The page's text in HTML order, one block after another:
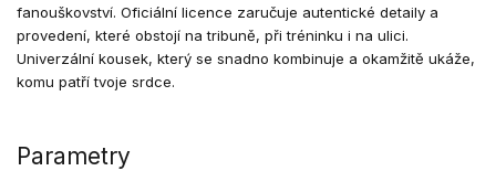
fanouškovství. Oficiální licence zaručuje autentické detaily a
provedení, které obstojí na tribuně, při tréninku i na ulici.
Univerzální kousek, který se snadno kombinuje a okamžitě ukáže,
komu patří tvoje srdce.
Parametry